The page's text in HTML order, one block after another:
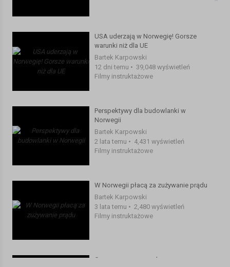
USA uderzają w Norwegię! Gorsze
warunki niż dla UE
Bartek Karpowski
12 dni temu • 39,048 wyświetleń
Filmy instruktażowe
Perspektywy dla budowlanki w
Norwegii
Bartek Karpowski
2 lata temu • 4,431 wyświetleń
Filmy instruktażowe
W Norwegii płacą za zużywanie prądu
Bartek Karpowski
3 lata temu • 2,480 wyświetleń
Filmy instruktażowe
Ceny gazu, ceny prądu, ceny